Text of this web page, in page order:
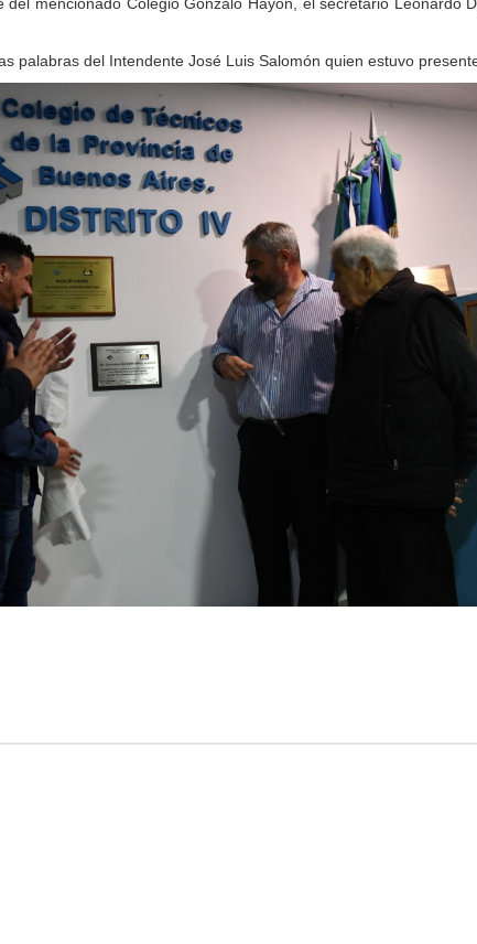
palabras del Intendente José Luis Salomón quien estuvo